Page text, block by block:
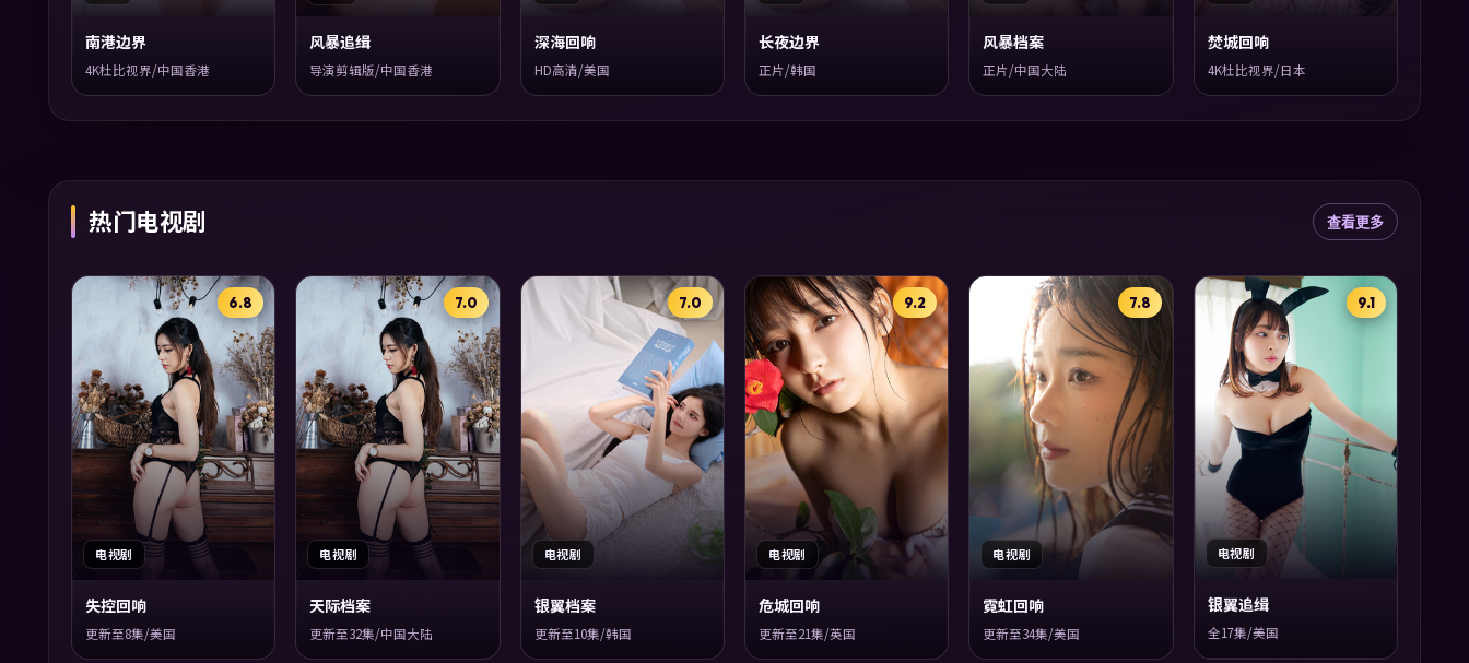
南港边界
4K杜比视界/中国香港
风暴追缉
导演剪辑版/中国香港
深海回响
HD高清/美国
长夜边界
正片/韩国
风暴档案
正片/中国大陆
焚城回响
4K杜比视界/日本
热门电视剧 查看更多
6.8
电视剧
失控回响
更新至8集/美国
7.0
电视剧
天际档案
更新至32集/中国大陆
7.0
电视剧
银翼档案
更新至10集/韩国
9.2
电视剧
危城回响
更新至21集/英国
7.8
电视剧
霓虹回响
更新至34集/美国
9.1
电视剧
银翼追缉
全17集/美国